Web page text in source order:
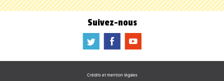
Suivez-nous
a b f
Crédits et mention légales